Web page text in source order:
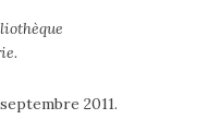
2011.